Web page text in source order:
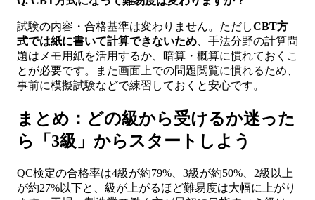
試験の内容・合格基準は変わりません。ただしCBT方
式では紙に書いて計算できないため 、手法分野の計算問
題はメモ用紙を活用するか、暗算・概算に慣れておくこ
とが必要です。また画面上での問題閲覧に慣れるため、
事前に模擬試験などで練習しておくと安心です。
まとめ：どの級から受けるか迷った
ら「3級」からスタートしよう
QC検定の合格率は4級が約79%、3級が約50%、2級以上
が約27%以下と、級が上がるほど難易度は大幅に上がり